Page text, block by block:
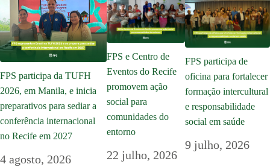
FPS participa da TUFH
2026, em Manila, e inicia
preparativos para sediar a
conferência internacional
no Recife em 2027
4 agosto, 2026
FPS e Centro de
Eventos do Recife
promovem ação
social para
comunidades do
entorno
22 julho, 2026
FPS participa de
oficina para fortalecer
formação intercultural
e responsabilidade
social em saúde
9 julho, 2026